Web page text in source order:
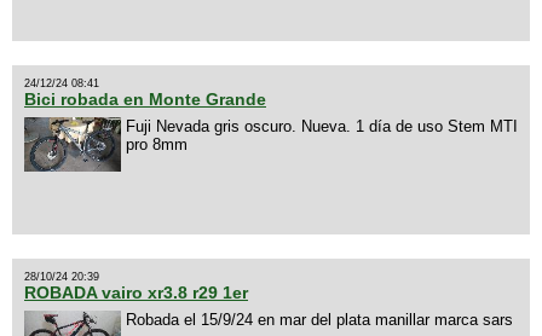
24/12/24 08:41
Bici robada en Monte Grande
Fuji Nevada gris oscuro. Nueva. 1 día de uso Stem MTI
pro 8mm
28/10/24 20:39
ROBADA vairo xr3.8 r29 1er
Robada el 15/9/24 en mar del plata manillar marca sars